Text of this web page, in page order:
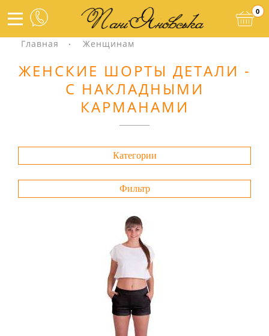
0
Главная Женщинам
ЖЕНСКИЕ ШОРТЫ ДЕТАЛИ -
С НАКЛАДНЫМИ
КАРМАНАМИ
Категории
Фильтр